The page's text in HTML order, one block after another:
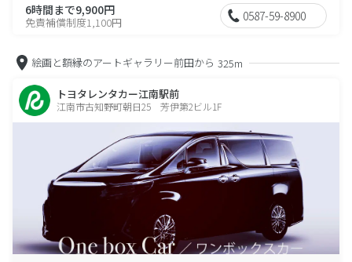
6時間まで9,900円
免責補償制度1,100円 0587-59-8900
絵画と額縁のアートギャラリー前田から 325m
トヨタレンタカー江南駅前
江南市古知野町朝日25 芳伊第2ビル1F